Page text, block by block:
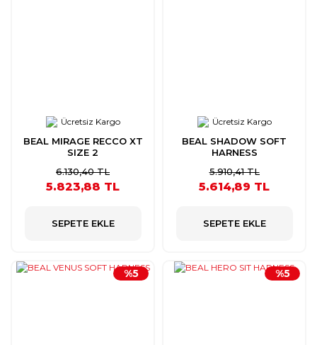
Ücretsiz Kargo
BEAL MIRAGE RECCO XT
SIZE 2
6.130,40 TL
5.823,88 TL
SEPETE EKLE
Ücretsiz Kargo
BEAL SHADOW SOFT
HARNESS
5.910,41 TL
5.614,89 TL
SEPETE EKLE
%5 %5